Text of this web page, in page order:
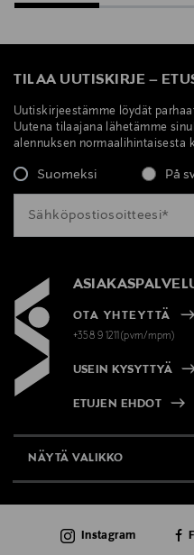
TILAA UUTISKIRJE –
Uutiskirjeestämme löydät
Uutena tilaajana lähetämme
alennuksen normaalihintaisesta
Suomeksi På
OTA YHTEYTTÄ
+358 9 1211(pvm/mpm)
USEIN KYSYTTYÄ
ETUJEN EHDOT
NÄYTÄ VALIKKO
AJANKOHTAISTA
Instagram